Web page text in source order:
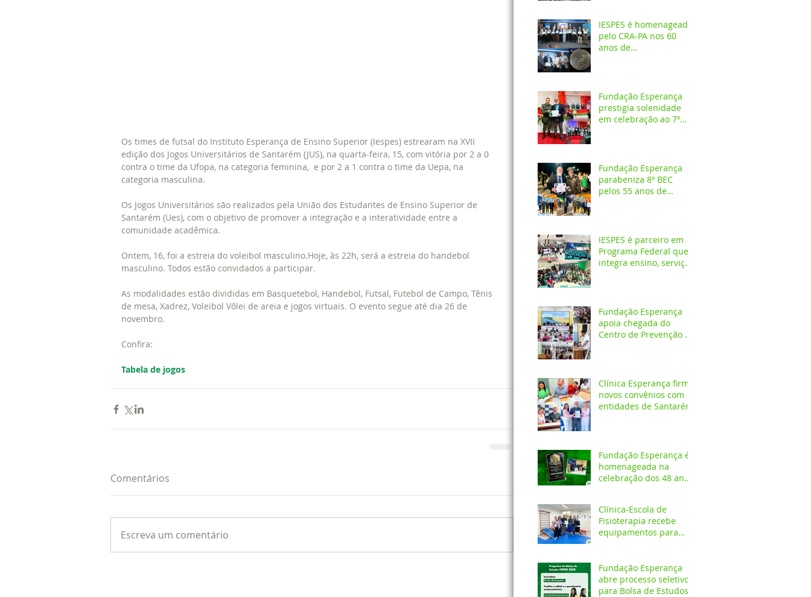
Os times de futsal do Instituto Esperança de Ensino Superior (Iespes) estrearam na XVII
edição dos Jogos Universitários de Santarém (JUS), na quarta-feira, 15, com vitória por 2 a 0
contra o time da Ufopa, na categoria feminina,  e por 2 a 1 contra o time da Uepa, na
categoria masculina.
Os Jogos Universitários são realizados pela União dos Estudantes de Ensino Superior de
Santarém (Ues), com o objetivo de promover a integração e a interatividade entre a
comunidade acadêmica.
Ontem, 16, foi a estreia do voleibol masculino.Hoje, às 22h, será a estreia do handebol
masculino. Todos estão convidados a participar.
As modalidades estão divididas em Basquetebol, Handebol, Futsal, Futebol de Campo, Tênis
de mesa, Xadrez, Voleibol Vôlei de areia e jogos virtuais. O evento segue até dia 26 de
novembro.
Confira:
Tabela de jogos
Comentários
Escreva um comentário
IESPES é homenageado
pelo CRA-PA nos 60
anos de
Fundação Esperança
prestigia solenidade
em celebração ao 7º
Fundação Esperança
parabeniza 8º BEC
pelos 55 anos de
IESPES é parceiro em
Programa Federal que
integra ensino, serviços
do SUS
Fundação Esperança
apoia chegada do
Centro de Prevenção do
acadêmica
Clínica Esperança firma
novos convênios com
entidades de Santarém
Fundação Esperança é
homenageada na
celebração dos 48 anos
Clínica-Escola de
Fisioterapia recebe
equipamentos para
Fundação Esperança
abre processo seletivo
para Bolsa de Estudos